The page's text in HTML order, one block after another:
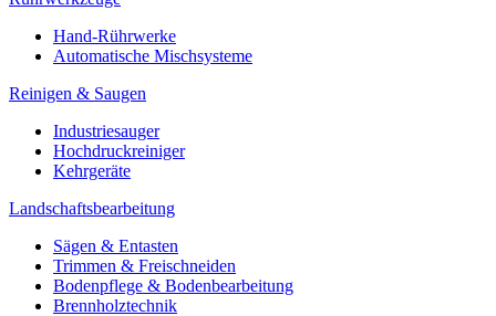
Hand-Rührwerke
Automatische Mischsysteme
Reinigen & Saugen
Industriesauger
Hochdruckreiniger
Kehrgeräte
Landschaftsbearbeitung
Sägen & Entasten
Trimmen & Freischneiden
Bodenpflege & Bodenbearbeitung
Brennholztechnik